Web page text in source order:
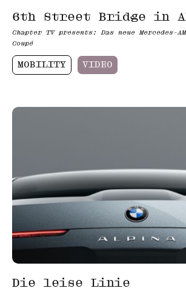
6th Street Bridge in
Chapter TV presents: Das neue Mercedes-
Coupé
MOBILITY VIDEO
Die leise Linie